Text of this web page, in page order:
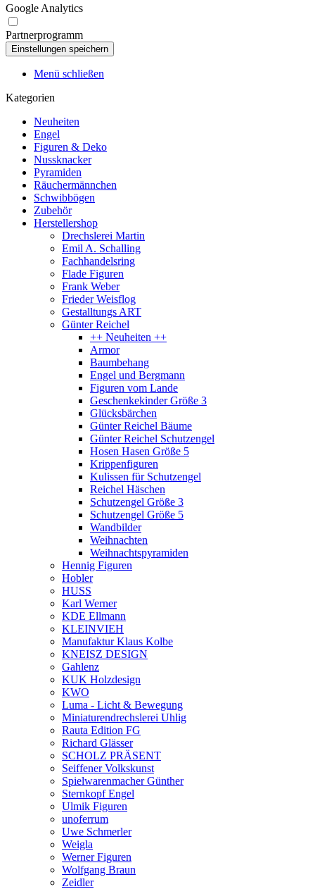
Google Analytics
Partnerprogramm
Menü schließen
Kategorien
Neuheiten
Engel
Figuren & Deko
Nussknacker
Pyramiden
Räuchermännchen
Schwibbögen
Zubehör
Herstellershop
Drechslerei Martin
Emil A. Schalling
Fachhandelsring
Flade Figuren
Frank Weber
Frieder Weisflog
Gestalltungs ART
Günter Reichel
++ Neuheiten ++
Armor
Baumbehang
Engel und Bergmann
Figuren vom Lande
Geschenkekinder Größe 3
Glücksbärchen
Günter Reichel Bäume
Günter Reichel Schutzengel
Hosen Hasen Größe 5
Krippenfiguren
Kulissen für Schutzengel
Reichel Häschen
Schutzengel Größe 3
Schutzengel Größe 5
Wandbilder
Weihnachten
Weihnachtspyramiden
Hennig Figuren
Hobler
HUSS
Karl Werner
KDE Ellmann
KLEINVIEH
Manufaktur Klaus Kolbe
KNEISZ DESIGN
Gahlenz
KUK Holzdesign
KWO
Luma - Licht & Bewegung
Miniaturendrechslerei Uhlig
Rauta Edition FG
Richard Glässer
SCHOLZ PRÄSENT
Seiffener Volkskunst
Spielwarenmacher Günther
Sternkopf Engel
Ulmik Figuren
unoferrum
Uwe Schmerler
Weigla
Werner Figuren
Wolfgang Braun
Zeidler